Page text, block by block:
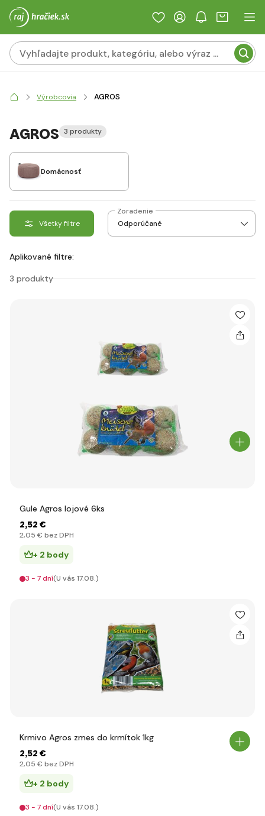
Výrobcovia AGROS
AGROS 3 produkty
Domácnosť
Všetky filtre
Zoradenie
Aplikované filtre:
3 produkty
Gule Agros lojové 6ks
2,52 €
2,05 € bez DPH
+ 2 body
3 - 7 dní(U vás 17.08.)
Krmivo Agros zmes do krmítok 1kg
2,52 €
2,05 € bez DPH
+ 2 body
3 - 7 dní(U vás 17.08.)